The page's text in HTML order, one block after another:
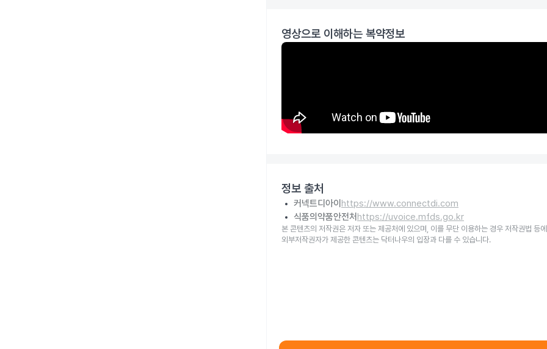
영상으로 이해하는 복약정보
정보 출처
커넥트디아이 https://www.connectdi.com
식품의약품안전처 https://uvoice.mfds.go.kr
본 콘텐츠의 저작권은 저자 또는 제공처에 있으며, 이를 무단 이용하는 경우 저작권법 등
외부저작권자가 제공한 콘텐츠는 닥터나우의 입장과 다를 수 있습니다.